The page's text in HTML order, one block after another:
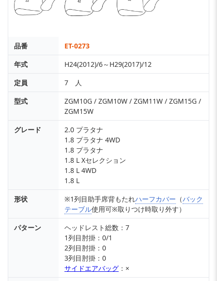
品番
ET-0273
年式
H24(2012)/6～H29(2017)/12
定員
7 人
型式
ZGM10G / ZGM10W / ZGM11W / ZGM15G /
ZGM15W
グレード
2.0 プラタナ
1.8 プラタナ 4WD
1.8 プラタナ
1.8 L Xセレクション
1.8 L 4WD
1.8 L
形状
※1列目助手席背もたれハーフカバー （バック
テーブル使用可※取りつけ時取り外す）
パターン
ヘッドレスト総数：7
1列目肘掛：0/1
2列目肘掛：0
3列目肘掛：0
サイドエアバッグ ：×